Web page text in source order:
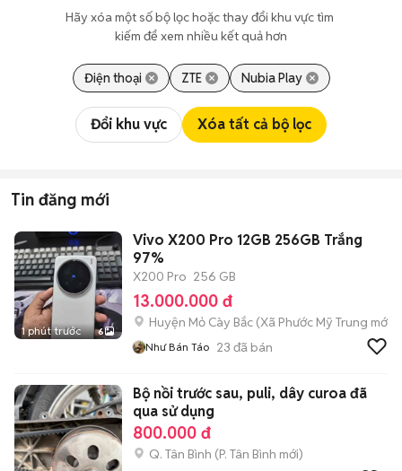
Hãy xóa một số bộ lọc hoặc thay đổi khu vực tìm
kiếm để xem nhiều kết quả hơn
Điện thoại ZTE Nubia Play
Đổi khu vực Xóa tất cả bộ lọc
Tin đăng mới
1 phút trước 6
Vivo X200 Pro 12GB 256GB Trắng
97%
X200 Pro 256 GB
13.000.000 đ
Huyện Mỏ Cày Bắc (Xã Phước Mỹ Trung mới)
Như Bán Táo 23 đã bán
Bộ nồi trước sau, puli, dây curoa đã
qua sử dụng
800.000 đ
Q. Tân Bình (P. Tân Bình mới)